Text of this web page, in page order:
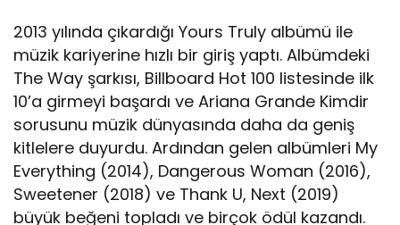
2013 yılında çıkardığı Yours Truly albümü ile
müzik kariyerine hızlı bir giriş yaptı. Albümdeki
The Way şarkısı, Billboard Hot 100 listesinde ilk
10’a girmeyi başardı ve Ariana Grande Kimdir
sorusunu müzik dünyasında daha da geniş
kitlelere duyurdu. Ardından gelen albümleri My
Everything (2014), Dangerous Woman (2016),
Sweetener (2018) ve Thank U, Next (2019)
büyük beğeni topladı ve birçok ödül kazandı.